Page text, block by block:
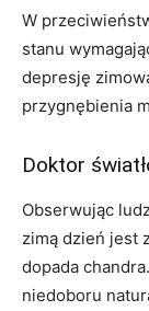
W
stanu
depresję
przygnębienia
Doktor
Obserwując
zimą dzień jest
dopada
niedoboru